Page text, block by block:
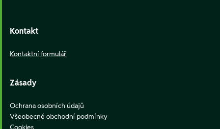
Kontakt
Kontaktní formulář
Zásady
Ochrana osobních údajů
Všeobecné obchodní podmínky
Cookies